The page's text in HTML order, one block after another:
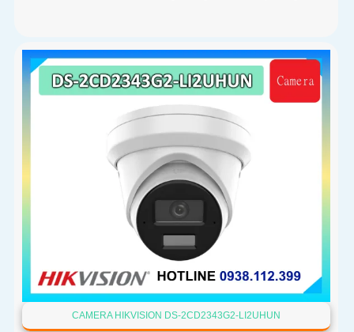
CAMERA HIKVISION DS-2CD2343G2-LI2UHUN